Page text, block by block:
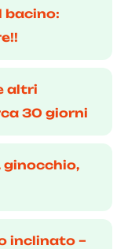
bacino:
altri
30 giorni
ginocchio,
inclinato –